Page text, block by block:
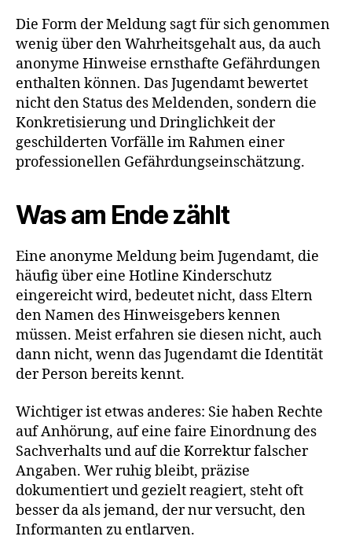
Die Form der Meldung sagt für sich genommen
wenig über den Wahrheitsgehalt aus, da auch
anonyme Hinweise ernsthafte Gefährdungen
enthalten können. Das Jugendamt bewertet
nicht den Status des Meldenden, sondern die
Konkretisierung und Dringlichkeit der
geschilderten Vorfälle im Rahmen einer
professionellen Gefährdungseinschätzung.
Was am Ende zählt
Eine anonyme Meldung beim Jugendamt, die
häufig über eine Hotline Kinderschutz
eingereicht wird, bedeutet nicht, dass Eltern
den Namen des Hinweisgebers kennen
müssen. Meist erfahren sie diesen nicht, auch
dann nicht, wenn das Jugendamt die Identität
der Person bereits kennt.
Wichtiger ist etwas anderes: Sie haben Rechte
auf Anhörung, auf eine faire Einordnung des
Sachverhalts und auf die Korrektur falscher
Angaben. Wer ruhig bleibt, präzise
dokumentiert und gezielt reagiert, steht oft
besser da als jemand, der nur versucht, den
Informanten zu entlarven.